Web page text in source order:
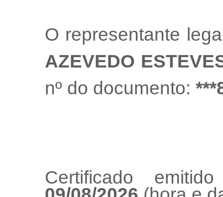
O representante
AZEVEDO
nº do documento:
Certificado